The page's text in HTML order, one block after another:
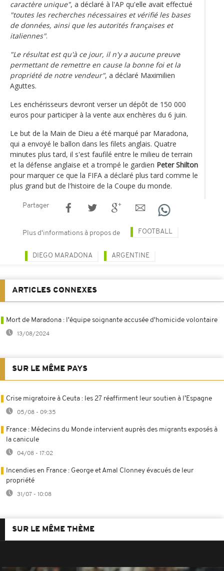
caractère unique", a déclaré à l'AP qu'elle avait effectué
"toutes les recherches nécessaires et vérifié les bases
de données, ainsi que les autorités françaises et
italiennes".
"Le résultat est qu'à ce jour, il n'y a aucune preuve
permettant de remettre en cause la bonne foi et la
propriété de notre vendeur", a déclaré Maximilien
Aguttes.
Les enchérisseurs devront verser un dépôt de 150 000
euros pour participer à la vente aux enchères du 6 juin.
Le but de la Main de Dieu a été marqué par Maradona,
qui a envoyé le ballon dans les filets anglais. Quatre
minutes plus tard, il s'est faufilé entre le milieu de terrain
et la défense anglaise et a trompé le gardien Peter Shilton
pour marquer ce que la FIFA a déclaré plus tard comme le
plus grand but de l'histoire de la Coupe du monde.
Partager
Plus d'informations à propos de FOOTBALL
DIEGO MARADONA ARGENTINE
ARTICLES CONNEXES
Mort de Maradona : l'équipe soignante accusée d'homicide volontaire
13/08/2024
SUR LE MÊME PAYS
Crise migratoire à Ceuta : les 27 réaffirment leur soutien à l’Espagne
05/08 - 09:35
France : Médecins du Monde intervient auprès des migrants exposés à
la canicule
04/08 - 17:02
Incendies en France : George et Amal Clonney évacués de leur
propriété
31/07 - 10:08
SUR LE MÊME THÈME